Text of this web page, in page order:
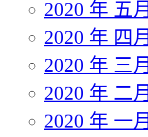
2020 年 五月
2020 年 四月
2020 年 三月
2020 年 二月
2020 年 一月